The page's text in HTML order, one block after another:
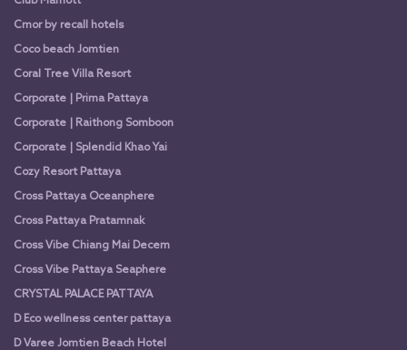
Cmor by recall hotels
Coco beach Jomtien
Coral Tree Villa Resort
Corporate | Prima Pattaya
Corporate | Raithong Somboon
Corporate | Splendid Khao Yai
Cozy Resort Pattaya
Cross Pattaya Oceanphere
Cross Pattaya Pratamnak
Cross Vibe Chiang Mai Decem
Cross Vibe Pattaya Seaphere
CRYSTAL PALACE PATTAYA
D Eco wellness center pattaya
D Varee Jomtien Beach Hotel